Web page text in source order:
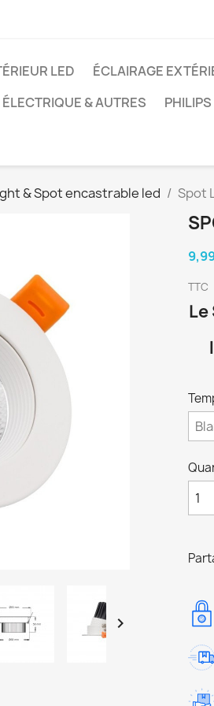
LED ÉCLAIRAGE
& AUTRES
PHILIPS
& Spot encastrable led Spot

TTC
Le